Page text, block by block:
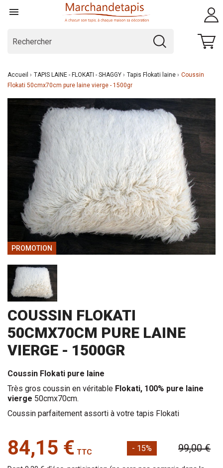

Accueil TAPIS LAINE - FLOKATI - SHAGGY Tapis Flokati laine
Coussin
Flokati 50cmx70cm pure laine vierge - 1500gr
PROMOTION
COUSSIN FLOKATI
50CMX70CM PURE LAINE
VIERGE - 1500GR
Coussin Flokati pure laine
Très gros coussin en véritable Flokati, 100% pure laine
vierge 50cmx70cm.
Coussin parfaitement assorti à votre tapis Flokati
84,15 € TTC - 15% 99,00 €